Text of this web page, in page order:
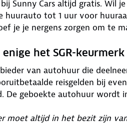
Sunny Cars altijd gratis. Wil
huurauto tot 1 uur voor
je je nergens zorgen om te
het SGR-keurmerk
van autohuur die
reisgelden bij
De geboekte autohuur wordt
moet altijd in het bezit zijn